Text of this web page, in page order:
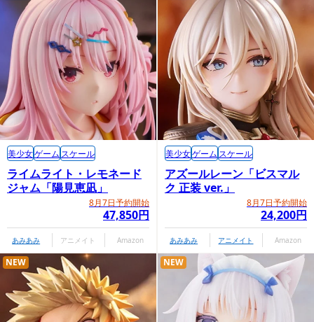
ライムライト・レモネード
ジャム「陽見恵凪」
8月7日予約開始
47,850円
美少女ゲーム スケール
あみあみ アニメイト Amazon
アズールレーン「ビスマル
ク 正装 ver.」
8月7日予約開始
24,200円
美少女ゲーム スケール
あみあみ アニメイト Amazon
NEW NEW